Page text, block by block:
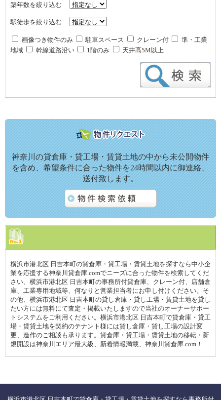
築年数を絞り込む
駅徒歩を絞り込む
画像つき物件のみ 駐車スペース クレーン付
準・工業
地域
幹線道路沿い 1階のみ 天井高5M以上
神奈川の貸倉庫・貸工場・賃貸土地の中から未公開物件
を含め、希望条件に合った物件を24時間以内に御連絡、
送付致します。
横浜市港北区 日吉本町の貸倉庫・貸工場・賃貸土地を探すなら中小企
業を応援する神奈川貸倉庫.comでニーズに合った物件を検索してくだ
さい。横浜市港北区 日吉本町の事務所付貸倉庫、クレーン付、店舗倉
庫、工業専用地域等、何なりと営業担当者にお申し付けください。そ
の他、横浜市港北区 日吉本町の貸し倉庫・貸し工場・賃貸土地を貸し
たい方には無料にて査定・掲載いたしますので当社のオーナーサポー
トシステムをご利用ください。横浜市港北区 日吉本町で貸倉庫・貸工
場・賃貸土地を契約のテナント様には貸し倉庫・貸し工場の設計変
更、造作のご相談も承ります。貸倉庫・貸工場・賃貸土地の移転・新
規開設は神奈川エリア最大級、新着情報満載、神奈川貸倉庫.com！